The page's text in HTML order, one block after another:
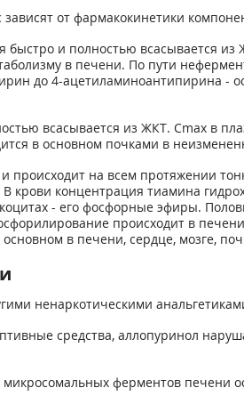
от фармакокинетики
и полностью всасывается
в печени. По пути
до 4-ацетиламиноантипирина -
всасывается из ЖКТ. Cmax в
в основном почками в
происходит на всем протяжении
концентрация тиамина
- его фосфорные эфиры.
происходит в
в печени, сердце, мозге,
ненаркотическими
средства, аллопуринол
ферментов печени